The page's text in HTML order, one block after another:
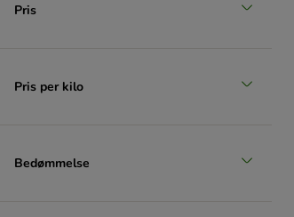
Pris
Pris per kilo
Bedømmelse